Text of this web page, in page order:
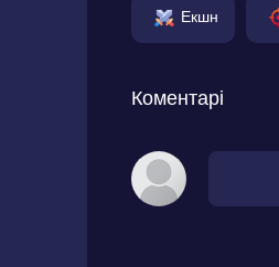
Екшн
Коментарі